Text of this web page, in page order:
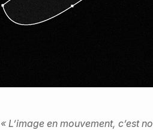
« L’image en mouvement, c’est